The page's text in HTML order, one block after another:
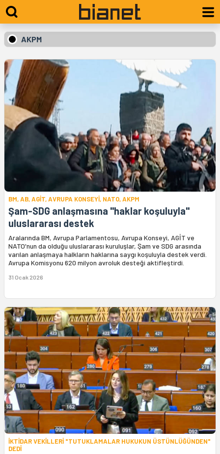
AKPM
BM, AB, AGİT, AVRUPA KONSEYİ, NATO, AKPM
Şam-SDG anlaşmasına "haklar koşuluyla"
uluslararası destek
Aralarında BM, Avrupa Parlamentosu, Avrupa Konseyi, AGİT ve
NATO'nun da olduğu uluslararası kuruluşlar, Şam ve SDG arasında
varılan anlaşmaya halkların haklarına saygı koşuluyla destek verdi.
Avrupa Komisyonu 620 milyon avroluk desteği aktifleştirdi.
31 Ocak 2026
İKTİDAR VEKİLLERİ "TUTUKLAMALAR HUKUKUN ÜSTÜNLÜĞÜNDEN"
DEDİ